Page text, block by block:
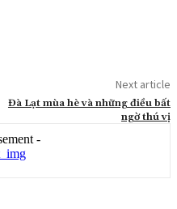
Next article
Đà Lạt mùa hè và những điều bất
ngờ thú vị
-